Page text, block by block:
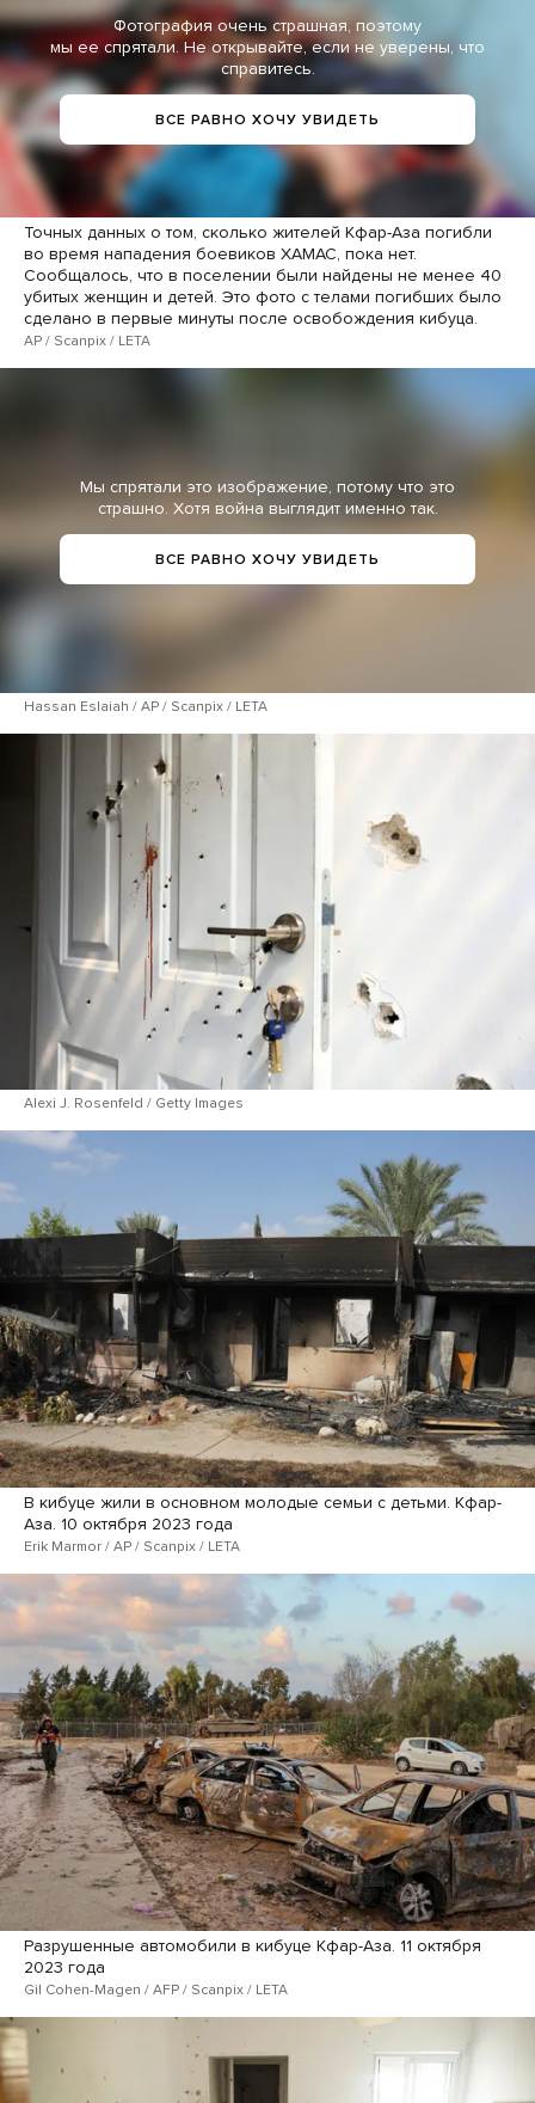
Фотография очень страшная, поэтому
мы ее спрятали. Не открывайте, если не уверены, что
справитесь.
ВСЕ РАВНО ХОЧУ УВИДЕТЬ
Точных данных о том, сколько жителей Кфар-Аза погибли
во время нападения боевиков ХАМАС, пока нет.
Сообщалось, что в поселении были найдены не менее 40
убитых женщин и детей. Это фото с телами погибших было
сделано в первые минуты после освобождения кибуца.
AP / Scanpix / LETA
Мы спрятали это изображение, потому что это
страшно. Хотя война выглядит именно так.
ВСЕ РАВНО ХОЧУ УВИДЕТЬ
Hassan Eslaiah / AP / Scanpix / LETA
Alexi J. Rosenfeld / Getty Images
В кибуце жили в основном молодые семьи с детьми. Кфар-
Аза. 10 октября 2023 года
Erik Marmor / AP / Scanpix / LETA
Разрушенные автомобили в кибуце Кфар-Аза. 11 октября
2023 года
Gil Cohen-Magen / AFP / Scanpix / LETA